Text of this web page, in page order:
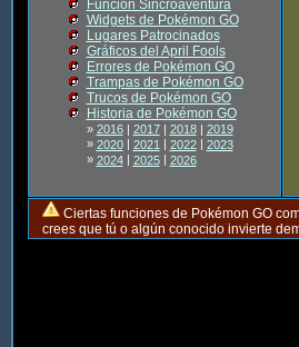
Función Sincroaventura
Widgets de Pokémon GO
Lugares Patrocinados
Gráficos del April Fools
Errores de Pokémon GO
Trampas de Pokémon GO
Trucos de Pokémon GO
Historia de Pokémon GO
» 2016| 2017| 2018| 2019
» 2020| 2021| 2022| 2023
» 2024| 2025| 2026
Ciertas funciones de Pokémon GO
crees que tú o algún conocido invierte